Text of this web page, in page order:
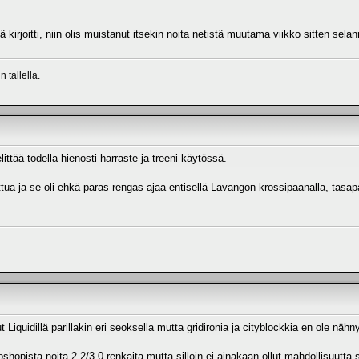
kirjoitti, niin olis muistanut itsekin noita netistä muutama viikko sitten
tallella.
todella hienosti harraste ja treeni käytössä.
ja se oli ehkä paras rengas ajaa entisellä Lavangon krossipaanalla,
Liquidillä parillakin eri seoksella mutta gridironia ja cityblockkia en ole
noita 2.2/3.0 renkaita mutta silloin ei ainakaan ollut